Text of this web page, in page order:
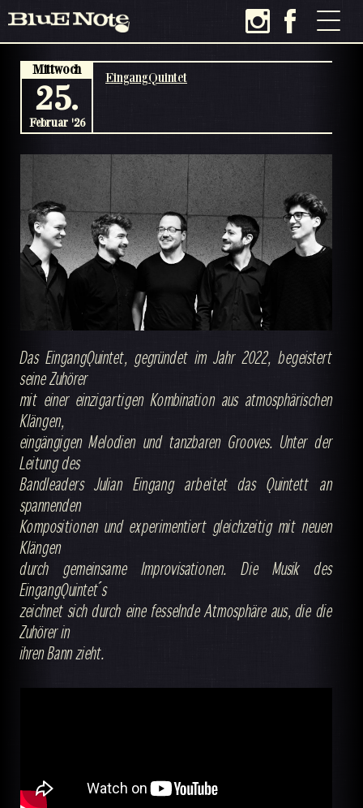
EingangQuintet
Das EingangQuintet, gegründet im Jahr 2022, begeistert
seine Zuhörer
mit einer einzigartigen Kombination aus atmosphärischen
Klängen,
eingängigen Melodien und tanzbaren Grooves. Unter der
Leitung des
Bandleaders Julian Eingang arbeitet das Quintett an
spannenden
Kompositionen und experimentiert gleichzeitig mit neuen
Klängen
durch gemeinsame Improvisationen. Die Musik des
EingangQuintet ́s
zeichnet sich durch eine fesselnde Atmosphäre aus, die die
Zuhörer in
ihren Bann zieht.
Mittwoch
25.
Februar '26